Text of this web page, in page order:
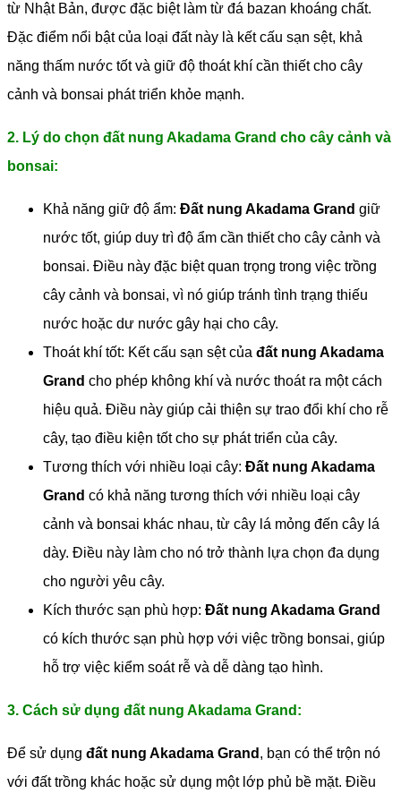
từ Nhật Bản, được đặc biệt làm từ đá bazan khoáng chất.
Đặc điểm nổi bật của loại đất này là kết cấu sạn sệt, khả
năng thấm nước tốt và giữ độ thoát khí cần thiết cho cây
cảnh và bonsai phát triển khỏe mạnh.
2. Lý do chọn đất nung Akadama Grand cho cây cảnh và
bonsai:
Khả năng giữ độ ẩm: Đất nung Akadama Grand giữ
nước tốt, giúp duy trì độ ẩm cần thiết cho cây cảnh và
bonsai. Điều này đặc biệt quan trọng trong việc trồng
cây cảnh và bonsai, vì nó giúp tránh tình trạng thiếu
nước hoặc dư nước gây hại cho cây.
Thoát khí tốt: Kết cấu sạn sệt của đất nung Akadama
Grand cho phép không khí và nước thoát ra một cách
hiệu quả. Điều này giúp cải thiện sự trao đổi khí cho rễ
cây, tạo điều kiện tốt cho sự phát triển của cây.
Tương thích với nhiều loại cây: Đất nung Akadama
Grand có khả năng tương thích với nhiều loại cây
cảnh và bonsai khác nhau, từ cây lá mỏng đến cây lá
dày. Điều này làm cho nó trở thành lựa chọn đa dụng
cho người yêu cây.
Kích thước sạn phù hợp: Đất nung Akadama Grand
có kích thước sạn phù hợp với việc trồng bonsai, giúp
hỗ trợ việc kiểm soát rễ và dễ dàng tạo hình.
3. Cách sử dụng đất nung Akadama Grand:
Để sử dụng đất nung Akadama Grand , bạn có thể trộn nó
với đất trồng khác hoặc sử dụng một lớp phủ bề mặt. Điều